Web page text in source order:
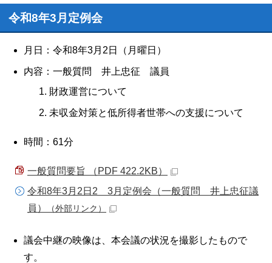
令和8年3月定例会
月日：令和8年3月2日（月曜日）
内容：一般質問 井上忠征 議員
財政運営について
未収金対策と低所得者世帯への支援について
時間：61分
一般質問要旨 （PDF 422.2KB）
令和8年3月2日2 3月定例会（一般質問 井上忠征議
員）
（外部リンク）
議会中継の映像は、本会議の状況を撮影したもので
す。